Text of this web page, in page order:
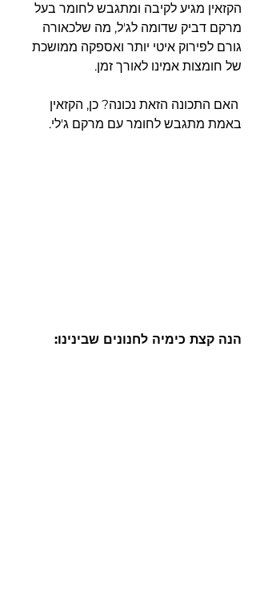
הקזאין מגיע לקיבה ומתגבש לחומר בעל
מרקם דביק שדומה לג'ל, מה שלכאורה
גורם לפירוק איטי יותר ואספקה ממושכת
של חומצות אמינו לאורך זמן.
האם התכונה הזאת נכונה? כן, הקזאין
באמת מתגבש לחומר עם מרקם ג'לי.
הנה קצת כימיה לחנונים שבינינו: